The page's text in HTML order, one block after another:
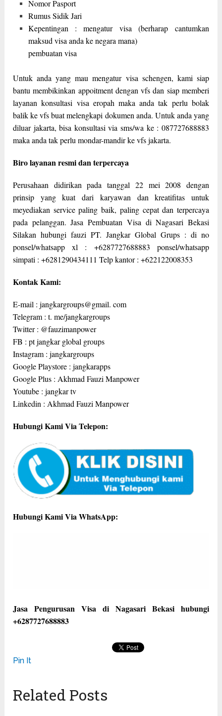
Nomor Pasport
Rumus Sidik Jari
Kepentingan : mengatur visa (berharap cantumkan
maksud visa anda ke negara mana)
pembuatan visa
Untuk anda yang mau mengatur visa schengen, kami siap
bantu membikinkan appoitment dengan vfs dan siap memberi
layanan konsultasi visa eropah maka anda tak perlu bolak
balik ke vfs buat melengkapi dokumen anda. Untuk anda yang
diluar jakarta, bisa konsultasi via sms/wa ke : 087727688883
maka anda tak perlu mondar-mandir ke vfs jakarta.
Biro layanan resmi dan terpercaya
Perusahaan didirikan pada tanggal 22 mei 2008 dengan
prinsip yang kuat dari karyawan dan kreatifitas untuk
meyediakan service paling baik, paling cepat dan terpercaya
pada pelanggan. Jasa Pembuatan Visa di Nagasari Bekasi
Silakan hubungi fauzi PT. Jangkar Global Grups : di no
ponsel/whatsapp xl : +6287727688883 ponsel/whatsapp
simpati : +6281290434111 Telp kantor : +622122008353
Kontak Kami:
E-mail : jangkargroups@gmail. com
Telegram : t. me/jangkargroups
Twitter : @fauzimanpower
FB : pt jangkar global groups
Instagram : jangkargroups
Google Playstore : jangkarapps
Google Plus : Akhmad Fauzi Manpower
Youtube : jangkar tv
Linkedin : Akhmad Fauzi Manpower
Hubungi Kami Via Telepon:
Hubungi Kami Via WhatsApp:
Jasa Pengurusan Visa di Nagasari Bekasi hubungi
+6287727688883
Pin It
Related Posts